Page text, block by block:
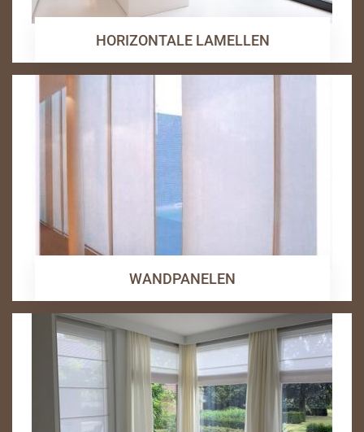
HORIZONTALE LAMELLEN
WANDPANELEN